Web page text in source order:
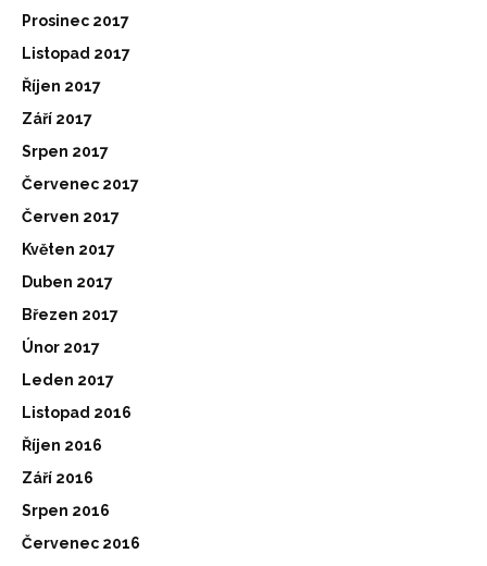
Prosinec 2017
Listopad 2017
Říjen 2017
Září 2017
Srpen 2017
Červenec 2017
Červen 2017
Květen 2017
Duben 2017
Březen 2017
Únor 2017
Leden 2017
Listopad 2016
Říjen 2016
Září 2016
Srpen 2016
Červenec 2016